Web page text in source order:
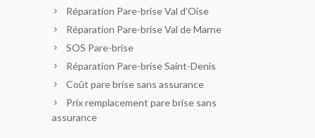
Réparation Pare-brise Val d’Oise
Réparation Pare-brise Val de Marne
SOS Pare-brise
Réparation Pare-brise Saint-Denis
Coût pare brise sans assurance
Prix remplacement pare brise sans
assurance